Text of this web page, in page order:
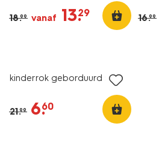
18.99 vanaf 13.
29 16.99
kinderrok geborduurd roze
21.99 6.
60